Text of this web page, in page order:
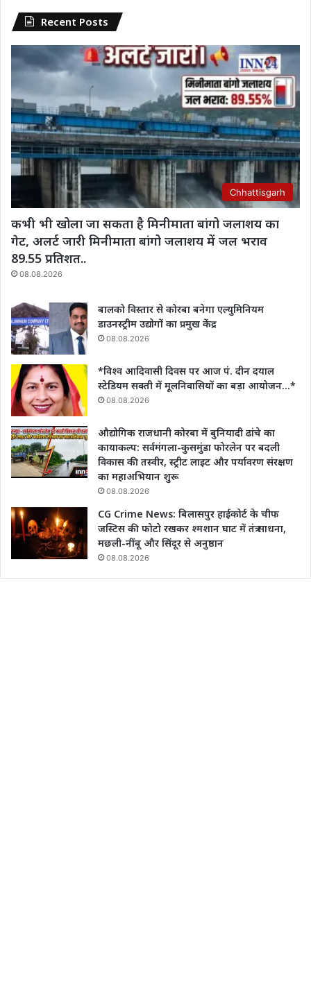
Recent Posts
Chhattisgarh
कभी भी खोला जा सकता है मिनीमाता बांगो जलाशय का
गेट, अलर्ट जारी मिनीमाता बांगो जलाशय में जल भराव
89.55 प्रतिशत..
08.08.2026
बालको विस्तार से कोरबा बनेगा एल्युमिनियम
डाउनस्ट्रीम उद्योगों का प्रमुख केंद्र
08.08.2026
*विश्व आदिवासी दिवस पर आज पं. दीन दयाल
स्टेडियम सक्ती में मूलनिवासियों का बड़ा आयोजन…*
08.08.2026
औद्योगिक राजधानी कोरबा में बुनियादी ढांचे का
कायाकल्प: सर्वमंगला-कुसमुंडा फोरलेन पर बदली
विकास की तस्वीर, स्ट्रीट लाइट और पर्यावरण संरक्षण
का महाअभियान शुरू
08.08.2026
CG Crime News: बिलासपुर हाईकोर्ट के चीफ
जस्टिस की फोटो रखकर श्मशान घाट में तंत्र साधना,
मछली-नींबू और सिंदूर से अनुष्ठान
08.08.2026